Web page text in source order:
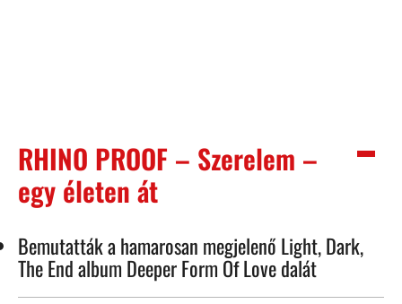
RHINO PROOF – Szerelem –
egy életen át
Bemutatták a hamarosan megjelenő Light, Dark,
The End album Deeper Form Of Love dalát